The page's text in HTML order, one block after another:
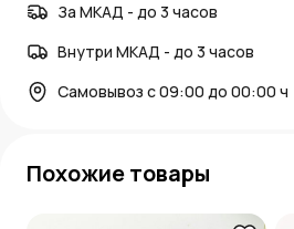
За МКАД - до 3 часов
Внутри МКАД - до 3 часов
Самовывоз с 09:00 до 00:00 ч
Похожие товары